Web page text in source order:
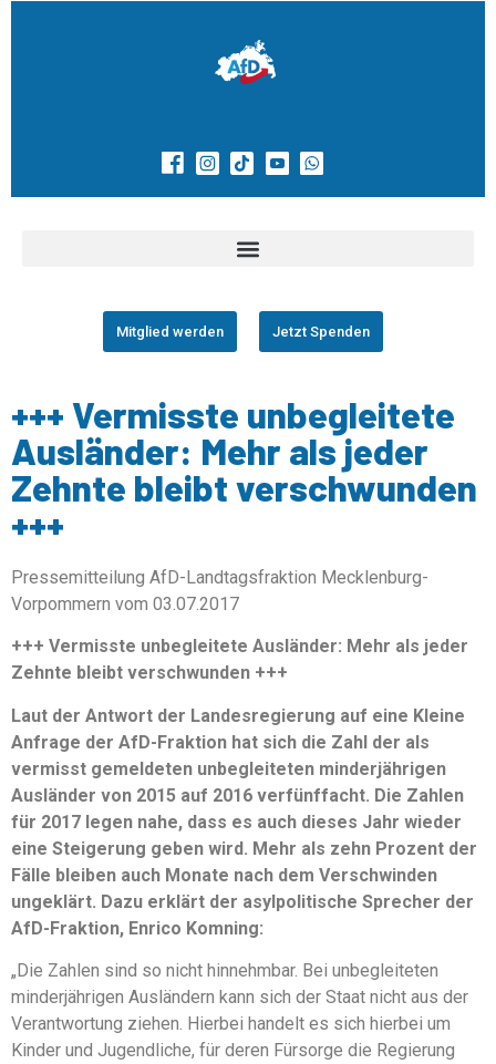
Mitglied werden Jetzt Spenden
+++ Vermisste unbegleitete
Ausländer: Mehr als jeder
Zehnte bleibt verschwunden
+++
Pressemitteilung AfD-Landtagsfraktion Mecklenburg-
Vorpommern vom 03.07.2017
+++ Vermisste unbegleitete Ausländer: Mehr als jeder
Zehnte bleibt verschwunden +++
Laut der Antwort der Landesregierung auf eine Kleine
Anfrage der AfD-Fraktion hat sich die Zahl der als
vermisst gemeldeten unbegleiteten minderjährigen
Ausländer von 2015 auf 2016 verfünffacht. Die Zahlen
für 2017 legen nahe, dass es auch dieses Jahr wieder
eine Steigerung geben wird. Mehr als zehn Prozent der
Fälle bleiben auch Monate nach dem Verschwinden
ungeklärt. Dazu erklärt der asylpolitische Sprecher der
AfD-Fraktion, Enrico Komning:
„Die Zahlen sind so nicht hinnehmbar. Bei unbegleiteten
minderjährigen Ausländern kann sich der Staat nicht aus der
Verantwortung ziehen. Hierbei handelt es sich hierbei um
Kinder und Jugendliche, für deren Fürsorge die Regierung